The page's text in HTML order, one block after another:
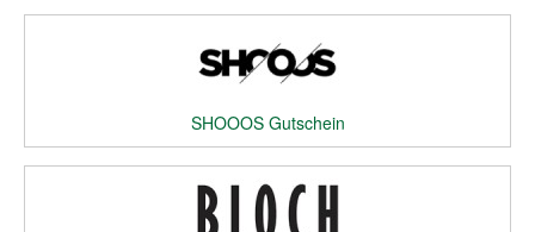
SHOOOS Gutschein